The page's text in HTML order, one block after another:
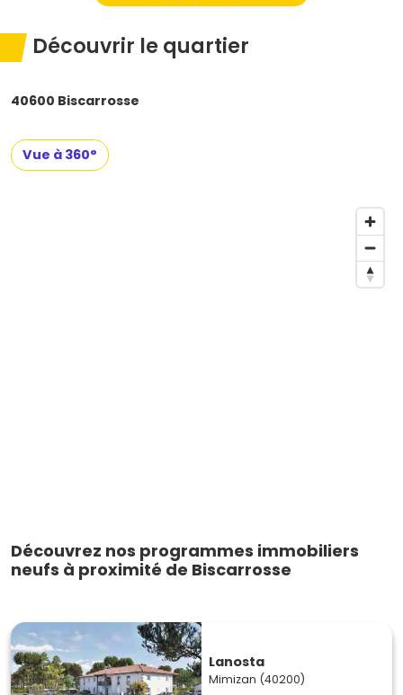
Découvrir le quartier
40600 Biscarrosse
Vue à 360°
Découvrez nos programmes immobiliers
neufs à proximité de Biscarrosse
Lanosta
Mimizan (40200)